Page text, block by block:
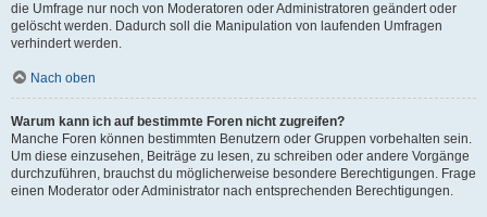
die Umfrage nur noch von Moderatoren oder Administratoren geändert oder
gelöscht werden. Dadurch soll die Manipulation von laufenden Umfragen
verhindert werden.
Nach oben
Warum kann ich auf bestimmte Foren nicht zugreifen?
Manche Foren können bestimmten Benutzern oder Gruppen vorbehalten sein.
Um diese einzusehen, Beiträge zu lesen, zu schreiben oder andere Vorgänge
durchzuführen, brauchst du möglicherweise besondere Berechtigungen. Frage
einen Moderator oder Administrator nach entsprechenden Berechtigungen.